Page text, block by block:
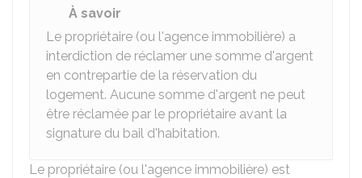
À savoir
Le propriétaire (ou l'agence immobilière) a
interdiction de réclamer une somme d'argent
en contrepartie de la réservation du
logement. Aucune somme d'argent ne peut
être réclamée par le propriétaire avant la
signature du bail d'habitation.
Le propriétaire (ou l'agence immobilière) est